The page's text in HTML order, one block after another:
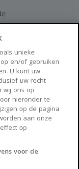
unieke
en/of gebruiken
U kunt uw
uw recht
wij ons op
hieronder te
op de pagina
aan onze
op
voor de